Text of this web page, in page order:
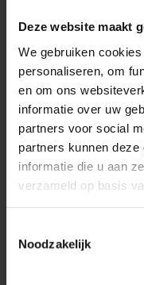
Deze website maakt
We gebruiken
personaliseren, om
en om ons
informatie over uw
partners voor social
partners kunnen
informatie die u aan
verzameld op basis
Noodzakelijk
Ecf6 Lock
€ 12,00